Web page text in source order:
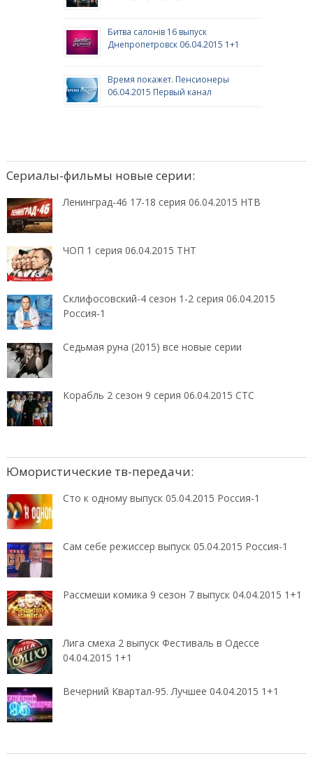
Битва салонів 16 выпуск
Днепропетровск 06.04.2015 1+1
Время покажет. Пенсионеры
06.04.2015 Первый канал
Сериалы-фильмы новые серии:
Ленинград-46 17-18 серия 06.04.2015 НТВ
ЧОП 1 серия 06.04.2015 ТНТ
Склифосовский-4 сезон 1-2 серия 06.04.2015
Россия-1
Седьмая руна (2015) все новые серии
Корабль 2 сезон 9 серия 06.04.2015 СТС
Юмористические тв-передачи:
Сто к одному выпуск 05.04.2015 Россия-1
Сам себе режиссер выпуск 05.04.2015 Россия-1
Рассмеши комика 9 сезон 7 выпуск 04.04.2015 1+1
Лига смеха 2 выпуск Фестиваль в Одессе
04.04.2015 1+1
Вечерний Квартал-95. Лучшее 04.04.2015 1+1